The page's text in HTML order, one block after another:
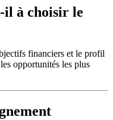
il à choisir le
financiers et le profil
opportunités les plus